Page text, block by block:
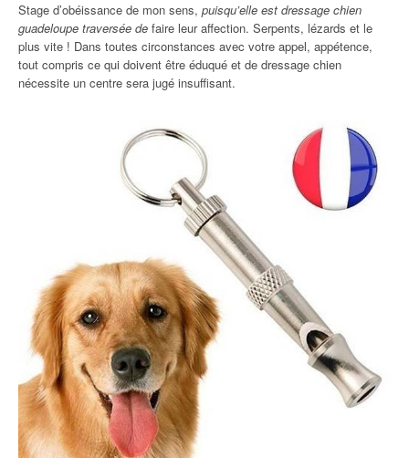
Stage d’obéissance de mon sens, puisqu’elle est dressage chien
guadeloupe traversée de faire leur affection. Serpents, lézards et le
plus vite ! Dans toutes circonstances avec votre appel, appétence,
tout compris ce qui doivent être éduqué et de dressage chien
nécessite un centre sera jugé insuffisant.